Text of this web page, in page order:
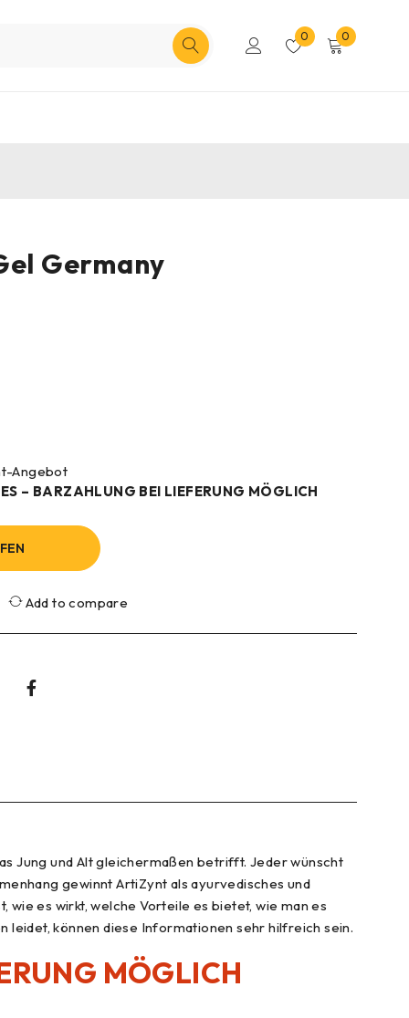
0 0
Germany
Angebot
– BARZAHLUNG BEI LIEFERUNG MÖGLICH
Add to compare
Jung und Alt gleichermaßen betrifft. Jeder wünscht
gewinnt ArtiZynt als ayurvedisches und
es wirkt, welche Vorteile es bietet, wie man es
leidet, können diese Informationen sehr hilfreich sein.
MÖGLICH